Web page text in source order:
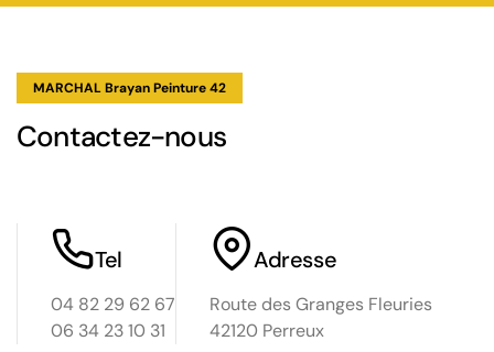
MARCHAL Brayan Peinture 42
Contactez-nous
Tel
04 82 29 62 67
06 34 23 10 31
Adresse
Route des Granges Fleuries
42120 Perreux